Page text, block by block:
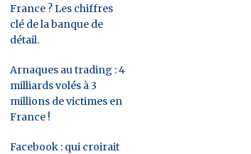
France ? Les chiffres
clé de la banque de
détail.
Arnaques au trading : 4
milliards volés à 3
millions de victimes en
France !
Facebook : qui croirait